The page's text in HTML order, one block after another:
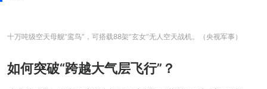
十万吨级空天母舰“鸾鸟”，可搭载88架“玄女”无人空天战机。（央视军事）
如何突破“跨越大气层飞行”？